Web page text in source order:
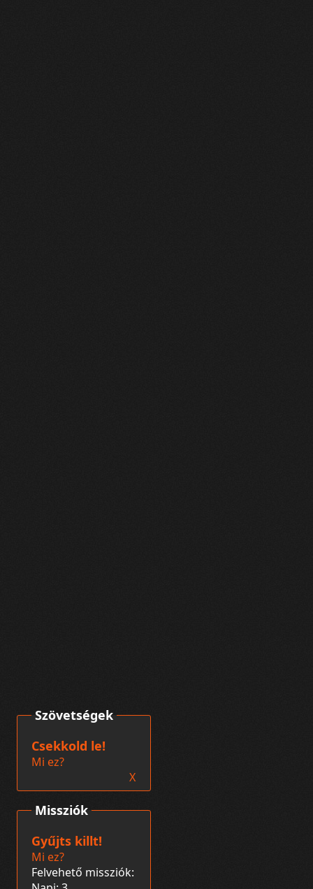
Missziók
Gyűjts killt!
Mi ez?
Felvehető missziók:
Szövetségek
Csekkold le!
Mi ez?
X